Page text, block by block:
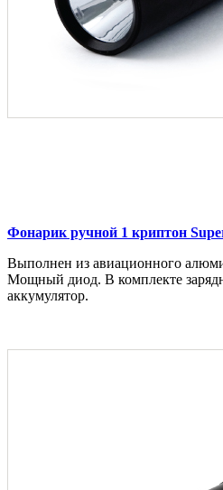
Фонарик ручной 1 криптон
Выполнен из авиационного
Мощный диод. В комплекте
аккумулятор.